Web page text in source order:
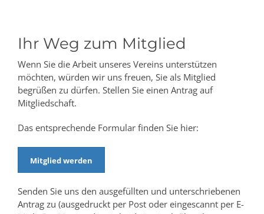
Ihr Weg zum Mitglied
Wenn Sie die Arbeit unseres Vereins unterstützen
möchten, würden wir uns freuen, Sie als Mitglied
begrüßen zu dürfen. Stellen Sie einen Antrag auf
Mitgliedschaft.
Das entsprechende Formular finden Sie hier:
Mitglied werden
Senden Sie uns den ausgefüllten und unterschriebenen
Antrag zu (ausgedruckt per Post oder eingescannt per E-